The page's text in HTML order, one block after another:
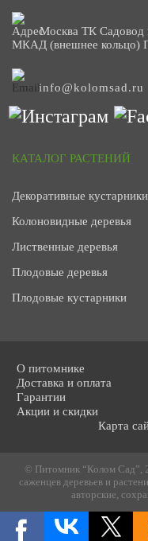
Москва ТК Садовод
МКАД (внешнее кольцо)
info@kolomsad.ru
КАТАЛОГ РАСТЕНИЙ
Декоративные кустарники
Колоновидные деревья
Лиственные деревья
Плодовые деревья
Плодовые кустарники
О питомнике
Доставка и оплата
Гарантии
Акции и скидки
Карта
© Питомник “Колом Сад”,
саженцев деревьев и
авторские,